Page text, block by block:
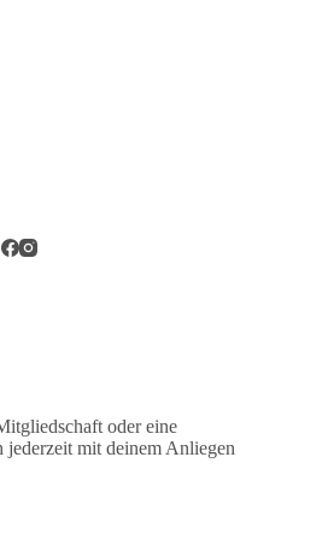
oder eine
jederzeit mit deinem Anliegen